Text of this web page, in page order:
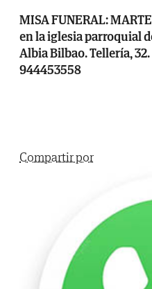
MISA FUNERAL:
en la iglesia parroquial
Albia Bilbao. Tellería,
944453558
Compartir por